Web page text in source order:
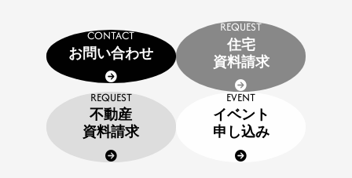
不動産資料請求
イベント申し込み
お知らせ
用語集
CONTACT
お問い合わせ
REQUEST
住宅
資料請求
REQUEST
不動産
資料請求
EVENT
イベント
申し込み